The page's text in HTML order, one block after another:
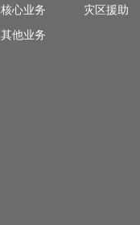
核心业务
其他业务
灾区援助